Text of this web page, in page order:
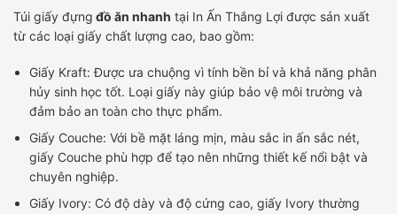
Túi giấy đựng đồ ăn nhanh tại In Ấn Thắng Lợi được sản xuất
từ các loại giấy chất lượng cao, bao gồm:
Giấy Kraft: Được ưa chuộng vì tính bền bỉ và khả năng phân
hủy sinh học tốt. Loại giấy này giúp bảo vệ môi trường và
đảm bảo an toàn cho thực phẩm.
Giấy Couche: Với bề mặt láng mịn, màu sắc in ấn sắc nét,
giấy Couche phù hợp để tạo nên những thiết kế nổi bật và
chuyên nghiệp.
Giấy Ivory: Có độ dày và độ cứng cao, giấy Ivory thường